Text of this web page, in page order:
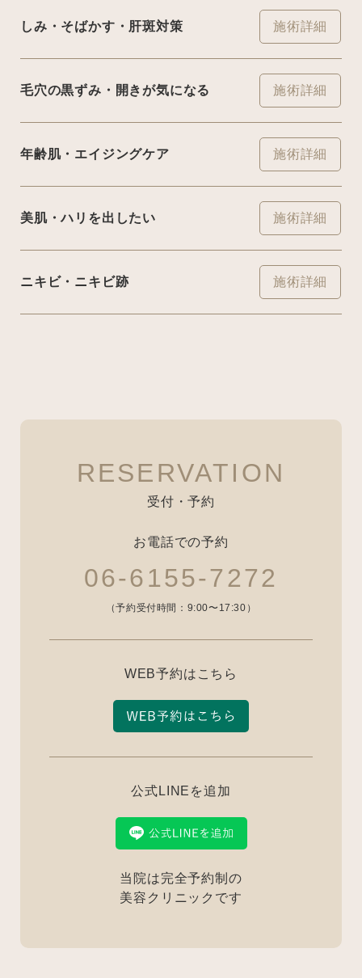
しみ・そばかす・肝斑対策 施術詳細
毛穴の黒ずみ・開きが気になる 施術詳細
年齢肌・エイジングケア 施術詳細
美肌・ハリを出したい 施術詳細
ニキビ・ニキビ跡 施術詳細
RESERVATION
受付・予約
お電話での予約
06-6155-7272
（予約受付時間：9:00〜17:30）
WEB予約はこちら
公式LINEを追加
当院は完全予約制の
美容クリニックです